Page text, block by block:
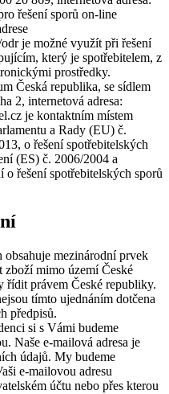
řešení sporů on-line
je možné využít při řešení
který je spotřebitelem, z
prostředky.
Česká republika, se sídlem
2, internetová adresa:
je kontaktním místem
a Rady (EU) č.
o řešení spotřebitelských
(ES) č. 2006/2004 a
o řešení spotřebitelských sporů
mezinárodní prvek
zboží mimo území České
řídit právem České republiky.
tímto ujednáním dotčena
předpisů.
si s Vámi budeme
Naše e-mailová adresa je
údajů. My budeme
e-mailovou adresu
účtu nebo přes kterou